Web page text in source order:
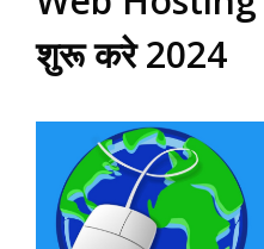
शुरू करे 2024